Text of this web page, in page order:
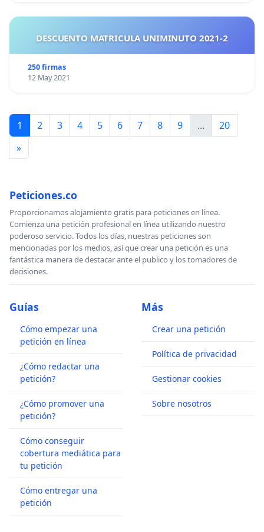
DESCUENTO MATRICULA UNIMINUTO 2021-2
250 firmas
12 May 2021
1 2 3 4 5 6 7 8 9 ...
20
»
Peticiones.co
Proporcionamos alojamiento gratis para peticiones en línea.
Comienza una petición profesional en línea utilizando nuestro
poderoso servicio. Todos los días, nuestras peticiones son
mencionadas por los medios, así que crear una petición es una
fantástica manera de destacar ante el publico y los tomadores de
decisiones.
Guías
Cómo empezar una
petición en línea
¿Cómo redactar una
petición?
¿Cómo promover una
petición?
Cómo conseguir
cobertura mediática para
tu petición
Cómo entregar una
petición
Más
Crear una petición
Política de privacidad
Gestionar cookies
Sobre nosotros